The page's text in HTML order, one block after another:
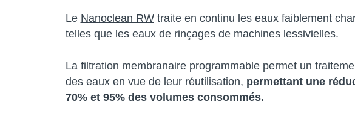
Le Nanoclean RWtraite en continu les eaux faiblement
telles que les eaux de rinçages de machines lessivielles.
La filtration membranaire programmable permet un
des eaux en vue de leur réutilisation, permettant une
70% et 95% des volumes consommés.